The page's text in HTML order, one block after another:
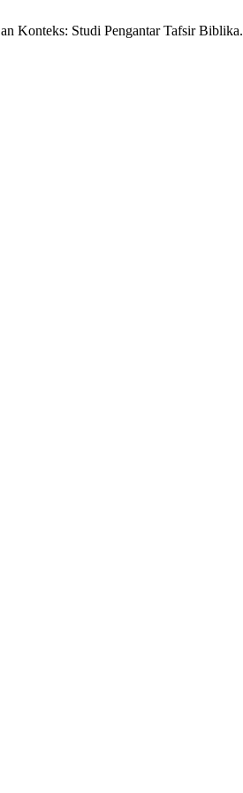
Konteks: Studi Pengantar Tafsir Biblika.